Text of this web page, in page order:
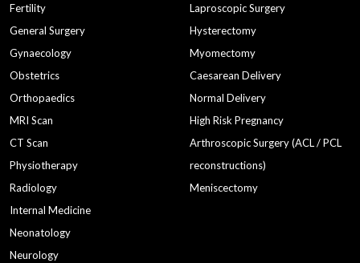
Fertility
General Surgery
Gynaecology
Obstetrics
Orthopaedics
MRI Scan
CT Scan
Physiotherapy
Radiology
Internal Medicine
Neonatology
Neurology
Laproscopic Surgery
Hysterectomy
Myomectomy
Caesarean Delivery
Normal Delivery
High Risk Pregnancy
Arthroscopic Surgery (ACL / PCL
reconstructions)
Meniscectomy